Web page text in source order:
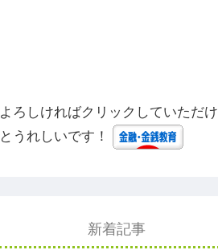
よろしければクリックしていただ
とうれしいです！
新着記事